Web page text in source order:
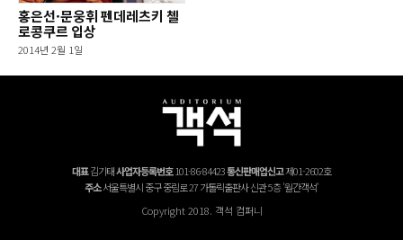
홍은선·문웅휘 펜데레츠키 첼
로콩쿠르 입상
2014년 2월 1일
대표김기태사업자등록번호101-86-84423통신판매업신고제01-2602호
주소서울특별시 중구 중림로 27 가톨릭출판사 신관 5층 '월간객석'
Copyright 2018. 객석 컴퍼니